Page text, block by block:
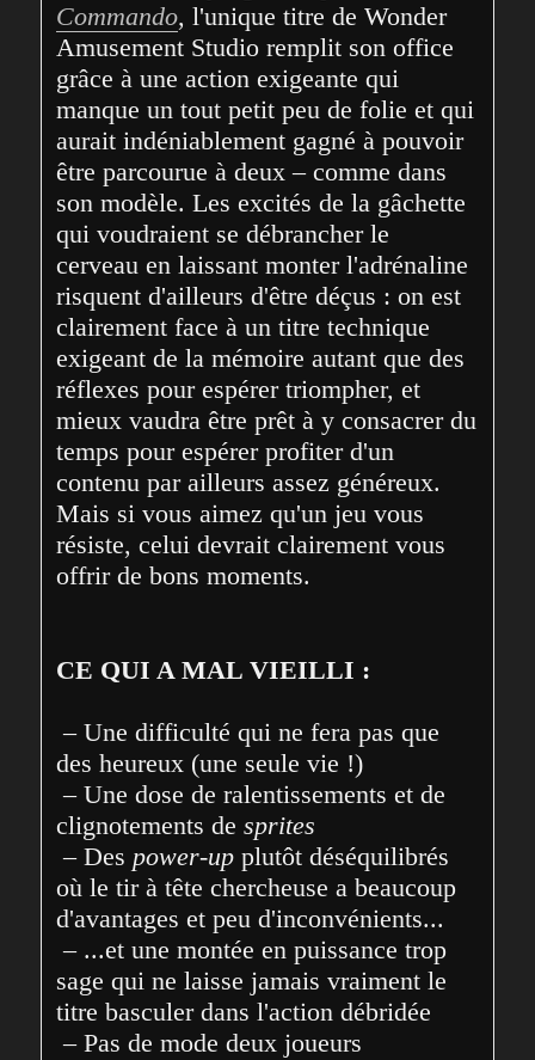
Commando, l'unique titre de Wonder
Amusement Studio remplit son office
grâce à une action exigeante qui
manque un tout petit peu de folie et qui
aurait indéniablement gagné à pouvoir
être parcourue à deux – comme dans
son modèle. Les excités de la gâchette
qui voudraient se débrancher le
cerveau en laissant monter l'adrénaline
risquent d'ailleurs d'être déçus : on est
clairement face à un titre technique
exigeant de la mémoire autant que des
réflexes pour espérer triompher, et
mieux vaudra être prêt à y consacrer du
temps pour espérer profiter d'un
contenu par ailleurs assez généreux.
Mais si vous aimez qu'un jeu vous
résiste, celui devrait clairement vous
offrir de bons moments.
CE QUI A MAL VIEILLI :
– Une difficulté qui ne fera pas que
des heureux (une seule vie !)
– Une dose de ralentissements et de
clignotements de sprites
– Des power-up plutôt déséquilibrés
où le tir à tête chercheuse a beaucoup
d'avantages et peu d'inconvénients...
– ...et une montée en puissance trop
sage qui ne laisse jamais vraiment le
titre basculer dans l'action débridée
– Pas de mode deux joueurs